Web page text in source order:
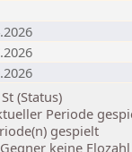
(Status)
Periode
gespielt
keine